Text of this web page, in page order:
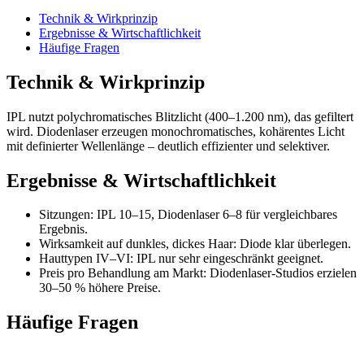
Technik & Wirkprinzip
Ergebnisse & Wirtschaftlichkeit
Häufige Fragen
Technik & Wirkprinzip
IPL nutzt polychromatisches Blitzlicht (400–1.200 nm), das gefiltert
wird. Diodenlaser erzeugen monochromatisches, kohärentes Licht
mit definierter Wellenlänge – deutlich effizienter und selektiver.
Ergebnisse & Wirtschaftlichkeit
Sitzungen: IPL 10–15, Diodenlaser 6–8 für vergleichbares
Ergebnis.
Wirksamkeit auf dunkles, dickes Haar: Diode klar überlegen.
Hauttypen IV–VI: IPL nur sehr eingeschränkt geeignet.
Preis pro Behandlung am Markt: Diodenlaser-Studios erzielen
30–50 % höhere Preise.
Häufige Fragen